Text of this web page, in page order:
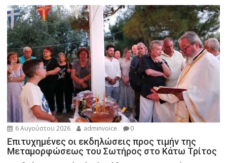
6 Αυγούστου 2026 adminvoice 0
Επιτυχημένες οι εκδηλώσεις προς τιμήν της
Μεταμορφώσεως του Σωτήρος στο Κάτω Τρίτος